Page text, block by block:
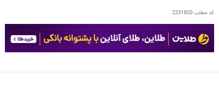
کد مطلب2231820